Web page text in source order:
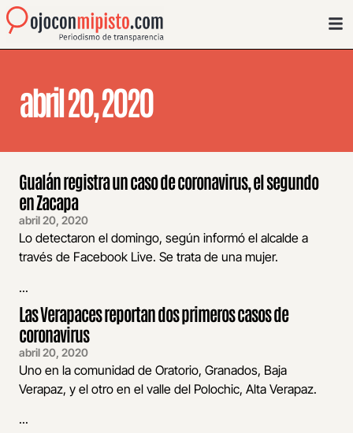
abril 20, 2020
Gualán registra un caso de coronavirus, el segundo
en Zacapa
abril 20, 2020
Lo detectaron el domingo, según informó el alcalde a
través de Facebook Live. Se trata de una mujer.
...
Las Verapaces reportan dos primeros casos de
coronavirus
abril 20, 2020
Uno en la comunidad de Oratorio, Granados, Baja
Verapaz, y el otro en el valle del Polochic, Alta Verapaz.
...